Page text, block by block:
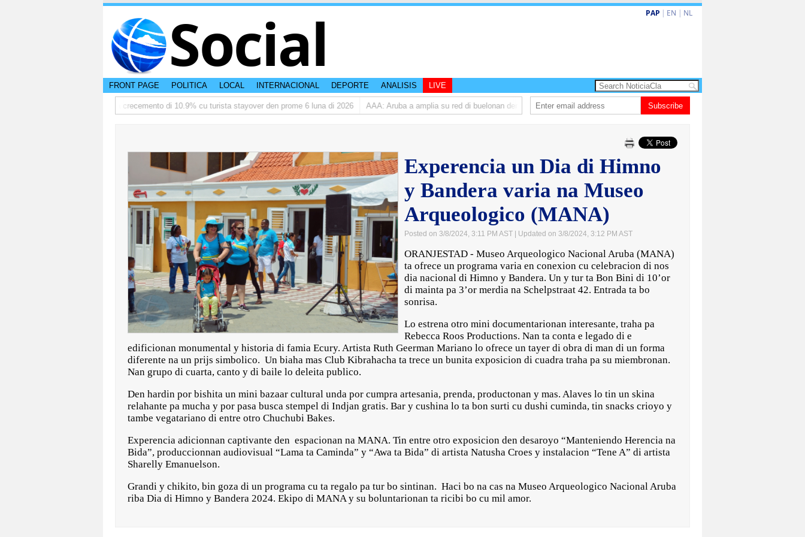
Social PAP | EN | NL
FRONT PAGE POLITICA LOCAL INTERNACIONAL DEPORTE ANALISIS LIVE
TTW:Aruba ta registra crecemento di 10.9% cu turista stayover den prome 6 luna di 2026 AAA: Aruba a amplia su red di buelonan den 2025 Dos siman mas pa decision cay den caso di e-steps
Subscribe
Experencia un Dia di Himno
y Bandera varia na Museo
Arqueologico (MANA)
Posted on 3/8/2024, 3:11 PM AST | Updated on 3/8/2024, 3:12 PM AST
ORANJESTAD - Museo Arqueologico Nacional Aruba (MANA)
ta ofrece un programa varia en conexion cu celebracion di nos
dia nacional di Himno y Bandera. Un y tur ta Bon Bini di 10’or
di mainta pa 3’or merdia na Schelpstraat 42. Entrada ta bo
sonrisa.
Lo estrena otro mini documentarionan interesante, traha pa
Rebecca Roos Productions. Nan ta conta e legado di e
edificionan monumental y historia di famia Ecury. Artista Ruth Geerman Mariano lo ofrece un tayer di obra di man di un forma
diferente na un prijs simbolico. Un biaha mas Club Kibrahacha ta trece un bunita exposicion di cuadra traha pa su miembronan.
Nan grupo di cuarta, canto y di baile lo deleita publico.
Den hardin por bishita un mini bazaar cultural unda por cumpra artesania, prenda, productonan y mas. Alaves lo tin un skina
relahante pa mucha y por pasa busca stempel di Indjan gratis. Bar y cushina lo ta bon surti cu dushi cuminda, tin snacks crioyo y
tambe vegatariano di entre otro Chuchubi Bakes.
Experencia adicionnan captivante den espacionan na MANA. Tin entre otro exposicion den desaroyo “Manteniendo Herencia na
Bida”, produccionnan audiovisual “Lama ta Caminda” y “Awa ta Bida” di artista Natusha Croes y instalacion “Tene A” di artista
Sharelly Emanuelson.
Grandi y chikito, bin goza di un programa cu ta regalo pa tur bo sintinan. Haci bo na cas na Museo Arqueologico Nacional Aruba
riba Dia di Himno y Bandera 2024. Ekipo di MANA y su boluntarionan ta ricibi bo cu mil amor.